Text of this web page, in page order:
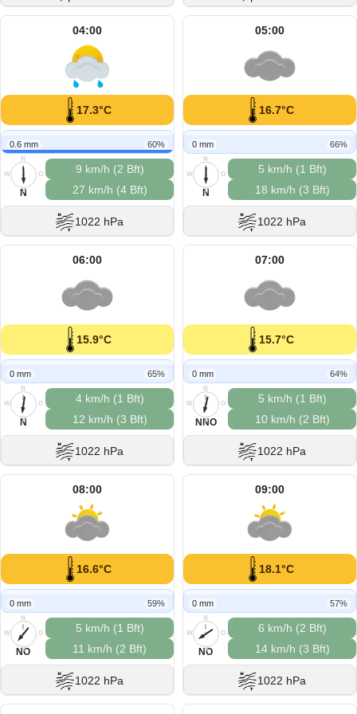
04:00
17.3°C
0.6 mm 60%
N
O
S
W
N
9 km/h (2 Bft)
27 km/h (4 Bft)
1022 hPa
05:00
16.7°C
0 mm 66%
N
O
S
W
N
5 km/h (1 Bft)
18 km/h (3 Bft)
1022 hPa
06:00
15.9°C
0 mm 65%
N
O
S
W
N
4 km/h (1 Bft)
12 km/h (3 Bft)
1022 hPa
07:00
15.7°C
0 mm 64%
N
O
S
W
NNO
5 km/h (1 Bft)
10 km/h (2 Bft)
1022 hPa
08:00
16.6°C
0 mm 59%
N
O
S
W
NO
5 km/h (1 Bft)
11 km/h (2 Bft)
1022 hPa
09:00
18.1°C
0 mm 57%
N
O
S
W
NO
6 km/h (2 Bft)
14 km/h (3 Bft)
1022 hPa